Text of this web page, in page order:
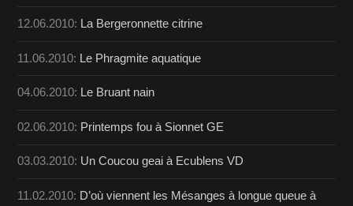
12.06.2010: La Bergeronnette citrine
11.06.2010: Le Phragmite aquatique
04.06.2010: Le Bruant nain
02.06.2010: Printemps fou à Sionnet GE
03.03.2010: Un Coucou geai à Ecublens VD
11.02.2010: D’où viennent les Mésanges à longue queue à